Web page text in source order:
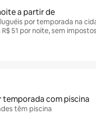
a partir de
por temporada na
51 por noite, sem
temporada com piscina
têm piscina